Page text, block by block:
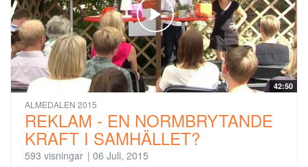
42:50
ALMEDALEN 2015
REKLAM - EN NORMBRYTANDE
KRAFT I SAMHÄLLET?
593 visningar | 06 Juli, 2015